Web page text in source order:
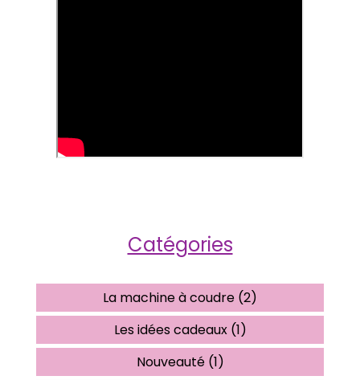
Catégories
La machine à coudre (2)
Les idées cadeaux (1)
Nouveauté (1)